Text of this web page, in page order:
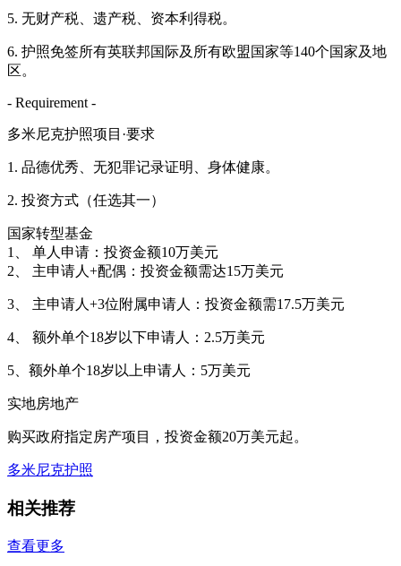
5. 无财产税、遗产税、资本利得税。
6. 护照免签所有英联邦国际及所有欧盟国家等140个国家及地
区。
- Requirement -
多米尼克护照项目·要求
1. 品德优秀、无犯罪记录证明、身体健康。
2. 投资方式（任选其一）
国家转型基金
1、 单人申请：投资金额10万美元
2、 主申请人+配偶：投资金额需达15万美元
3、 主申请人+3位附属申请人：投资金额需17.5万美元
4、 额外单个18岁以下申请人：2.5万美元
5、额外单个18岁以上申请人：5万美元
实地房地产
购买政府指定房产项目，投资金额20万美元起。
多米尼克护照
相关推荐
查看更多